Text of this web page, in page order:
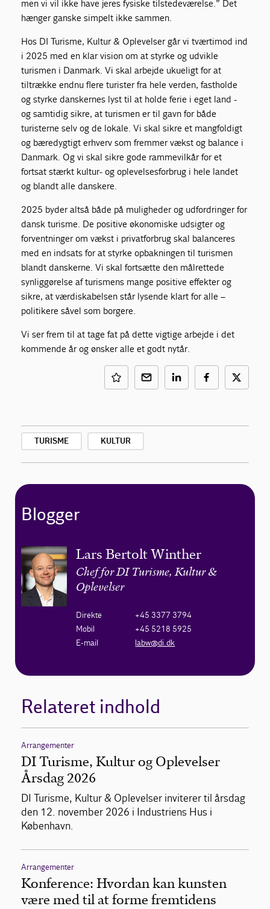
men vi vil ikke have jeres fysiske tilstedeværelse.” Det
hænger ganske simpelt ikke sammen.
Hos DI Turisme, Kultur & Oplevelser går vi tværtimod ind
i 2025 med en klar vision om at styrke og udvikle
turismen i Danmark. Vi skal arbejde ukueligt for at
tiltrække endnu flere turister fra hele verden, fastholde
og styrke danskernes lyst til at holde ferie i eget land -
og samtidig sikre, at turismen er til gavn for både
turisterne selv og de lokale. Vi skal sikre et mangfoldigt
og bæredygtigt erhverv som fremmer vækst og balance i
Danmark. Og vi skal sikre gode rammevilkår for et
fortsat stærkt kultur- og oplevelsesforbrug i hele landet
og blandt alle danskere.
2025 byder altså både på muligheder og udfordringer for
dansk turisme. De positive økonomiske udsigter og
forventninger om vækst i privatforbrug skal balanceres
med en indsats for at styrke opbakningen til turismen
blandt danskerne. Vi skal fortsætte den målrettede
synliggørelse af turismens mange positive effekter og
sikre, at værdiskabelsen står lysende klart for alle –
politikere såvel som borgere.
Vi ser frem til at tage fat på dette vigtige arbejde i det
kommende år og ønsker alle et godt nytår.
TURISME KULTUR
Blogger
Lars Bertolt Winther
Chef for DI Turisme, Kultur &
Oplevelser
Direkte
+45 3377 3794
Mobil
+45 5218 5925
E-mail
labw@di.dk
Relateret indhold
Arrangementer
DI Turisme, Kultur og Oplevelser
Årsdag 2026
DI Turisme, Kultur & Oplevelser inviterer til årsdag
den 12. november 2026 i Industriens Hus i
København.
Arrangementer
Konference: Hvordan kan kunsten
være med til at forme fremtidens